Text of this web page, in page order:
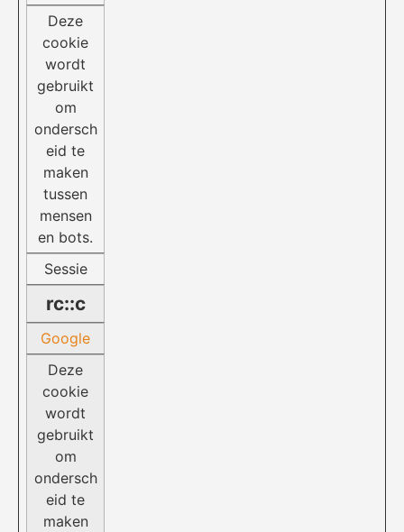
Deze
cookie
wordt
gebruikt
om
ondersch
eid te
maken
tussen
mensen
en bots.
Sessie
rc::c
Google
Deze
cookie
wordt
gebruikt
om
ondersch
eid te
maken